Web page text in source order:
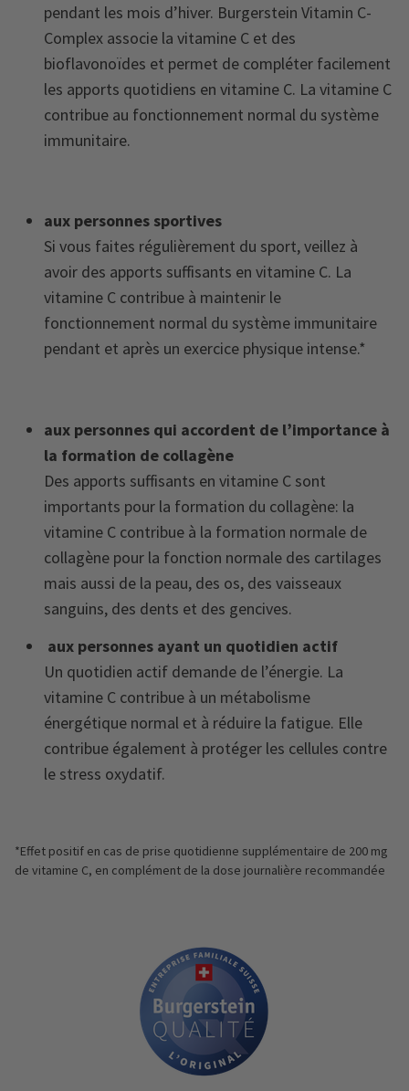
pendant les mois d’hiver. Burgerstein Vitamin C-
Complex associe la vitamine C et des
bioflavonoïdes et permet de compléter facilement
les apports quotidiens en vitamine C. La vitamine C
contribue au fonctionnement normal du système
immunitaire.
aux personnes sportives
Si vous faites régulièrement du sport, veillez à
avoir des apports suffisants en vitamine C. La
vitamine C contribue à maintenir le
fonctionnement normal du système immunitaire
pendant et après un exercice physique intense.*
aux personnes qui accordent de l’importance à
la formation de collagène
Des apports suffisants en vitamine C sont
importants pour la formation du collagène: la
vitamine C contribue à la formation normale de
collagène pour la fonction normale des cartilages
mais aussi de la peau, des os, des vaisseaux
sanguins, des dents et des gencives.
aux personnes ayant un quotidien actif
Un quotidien actif demande de l’énergie. La
vitamine C contribue à un métabolisme
énergétique normal et à réduire la fatigue. Elle
contribue également à protéger les cellules contre
le stress oxydatif.
*Effet positif en cas de prise quotidienne supplémentaire de 200 mg
de vitamine C, en complément de la dose journalière recommandée